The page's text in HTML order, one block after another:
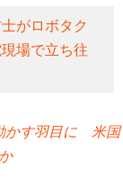
がロボタク
場で立ち往
かす羽目に 米国